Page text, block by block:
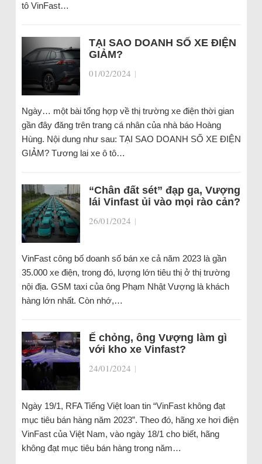
tô VinFast…
TẠI SAO DOANH SỐ XE ĐIỆN
GIẢM?
01/02/2024 |
Ngày… một bài tổng hợp về thị trường xe điện thời gian
gần đây đăng trên trang cá nhân của nhà báo Hoàng
Hùng. Nội dung như sau: TẠI SAO DOANH SỐ XE ĐIỆN
GIẢM? Tương lai xe ô tô…
“Chân đất sét” đạp ga, Vượng
lái Vinfast ủi vào mọi rào cản?
26/01/2024 |
VinFast công bố doanh số bán xe cả năm 2023 là gần
35.000 xe điện, trong đó, lượng lớn tiêu thị ở thị trường
nội địa. GSM taxi của ông Phạm Nhật Vượng là khách
hàng lớn nhất. Còn nhớ,…
Ế chỏng, ông Vượng làm gì
với kho xe Vinfast?
24/01/2024 |
Ngày 19/1, RFA Tiếng Việt loan tin “VinFast không đạt
mục tiêu bán hàng năm 2023”. Theo đó, hãng xe hơi điện
VinFast của Việt Nam, vào ngày 18/1 cho biết, hãng
không đạt mục tiêu bán hàng trong năm…